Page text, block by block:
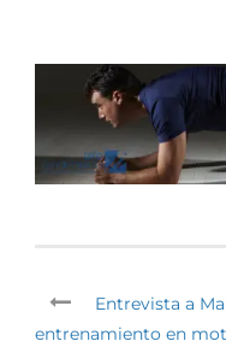
Entrevista a
entrenamiento en